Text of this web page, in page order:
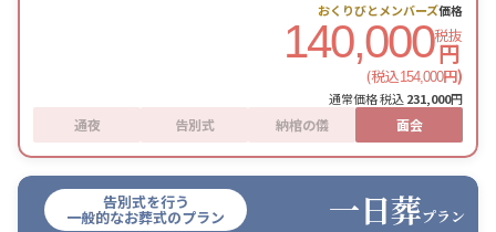
おくりびとメンバーズ価格
140,000税抜
円
(税込154,000円)
通常価格 税込231,000円
通夜 告別式 納棺の儀 面会
告別式を行う
一般的なお葬式のプラン 一日葬プラン